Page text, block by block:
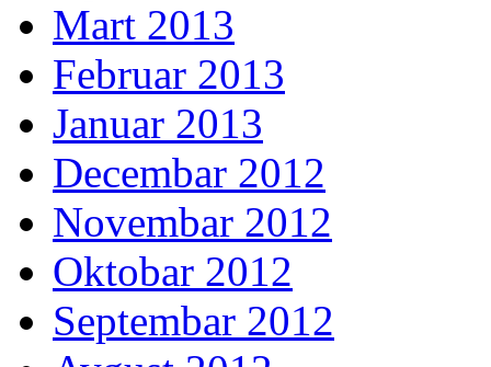
Mart 2013
Februar 2013
Januar 2013
Decembar 2012
Novembar 2012
Oktobar 2012
Septembar 2012